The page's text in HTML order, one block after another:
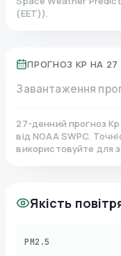
(EET)).
ПРОГНОЗ KP НА 27
Завантаження
27-денний прогноз
від NOAA SWPC.
використовуйте для
Якість
PM2.5